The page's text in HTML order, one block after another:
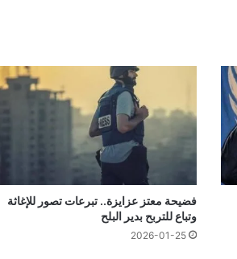
فضيحة معتز عزايزة.. تبرعات تصور للإغاثة
وتباع للتربح بدير البلح
2026-01-25